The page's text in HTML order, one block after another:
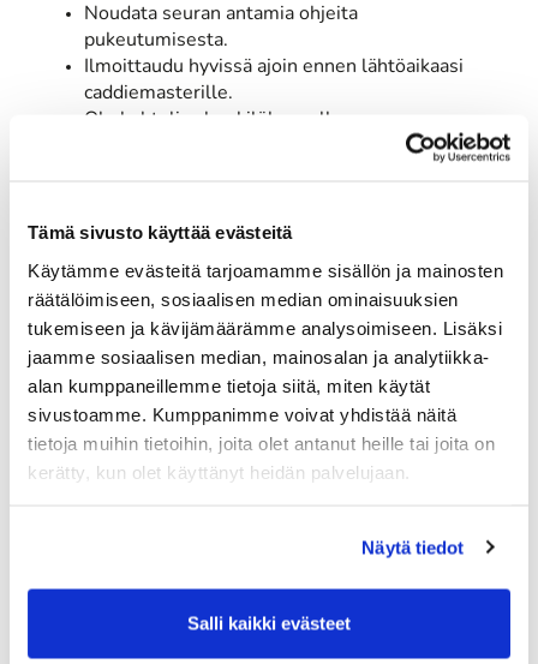
Tämä sivusto käyttää evästeitä
Käytämme evästeitä tarjoamamme sisällön ja mainosten
räätälöimiseen, sosiaalisen median ominaisuuksien
tukemiseen ja kävijämäärämme analysoimiseen. Lisäksi
jaamme sosiaalisen median, mainosalan ja analytiikka-
alan kumppaneillemme tietoja siitä, miten käytät
sivustoamme. Kumppanimme voivat yhdistää näitä
tietoja muihin tietoihin, joita olet antanut heille tai joita on
kerätty, kun olet käyttänyt heidän palvelujaan.
Näytä tiedot
Salli kaikki evästeet
Noudata seuran antamia ohjeita
pukeutumisesta.
Ilmoittaudu hyvissä ajoin ennen lähtöaikaasi
caddiemasterille.
Ole kohtelias henkilökunnalle.
Vihainen ja muu huono käytös ei kuulu
Vältä roskaamista.
Ennen kierrokselle lähtemistä
Tule ajoissa kentälle.
Esitä jäsen- ja tasoituskorttisi. Olethan
huolehtinut, että tasoituksesi on ajan tasalla?
Ota selvää paikallissäännöistä ja muista päivän
pelimääräyksistä.
Tutustu ennen kilpailua kilpailumääräyksiin.
Tule tiille vähintään viisi minuuttia ennen